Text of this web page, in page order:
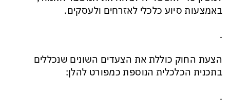
באמצעות סיוע כלכלי לאזרחים ולעסקים.
.
הצעת החוק כוללת את הצעדים השונים שנכללים
בתכנית הכלכלית הנוספת כמפורט להלן:
.